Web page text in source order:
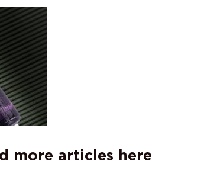
more articles here